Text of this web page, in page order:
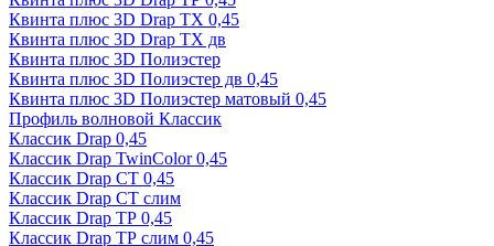
Квинта плюс 3D Drap ТХ 0,45
Квинта плюс 3D Drap ТХ дв
Квинта плюс 3D Полиэстер
Квинта плюс 3D Полиэстер дв 0,45
Квинта плюс 3D Полиэстер матовый 0,45
Профиль волновой Классик
Классик Drap 0,45
Классик Drap TwinColor 0,45
Классик Drap СТ 0,45
Классик Drap СТ слим
Классик Drap ТР 0,45
Классик Drap ТР слим 0,45